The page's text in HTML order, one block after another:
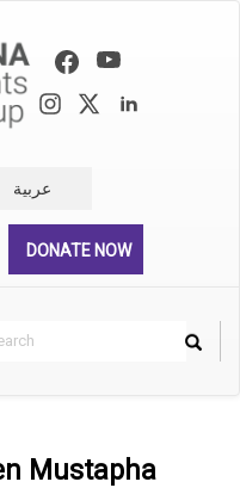
عربية
DONATE NOW
Search
Mustapha